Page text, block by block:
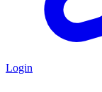
Login